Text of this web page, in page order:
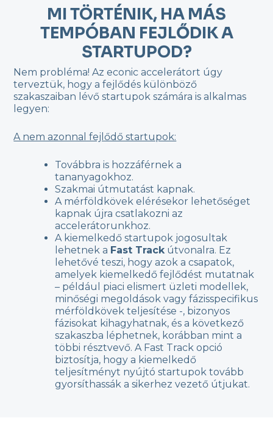
MI TÖRTÉNIK, HA MÁS
TEMPÓBAN FEJLŐDIK A
STARTUPOD?
Nem probléma! Az econic accelerátort úgy
terveztük, hogy a fejlődés különböző
szakaszaiban lévő startupok számára is alkalmas
legyen:
A nem azonnal fejlődő startupok:
Továbbra is hozzáférnek a
tananyagokhoz.
Szakmai útmutatást kapnak.
A mérföldkövek elérésekor lehetőséget
kapnak újra csatlakozni az
accelerátorunkhoz.
A kiemelkedő startupok jogosultak
lehetnek a Fast Track útvonalra. Ez
lehetővé teszi, hogy azok a csapatok,
amelyek kiemelkedő fejlődést mutatnak
– például piaci elismert üzleti modellek,
minőségi megoldások vagy fázisspecifikus
mérföldkövek teljesítése -, bizonyos
fázisokat kihagyhatnak, és a következő
szakaszba léphetnek, korábban mint a
többi résztvevő. A Fast Track opció
biztosítja, hogy a kiemelkedő
teljesítményt nyújtó startupok tovább
gyorsíthassák a sikerhez vezető útjukat.